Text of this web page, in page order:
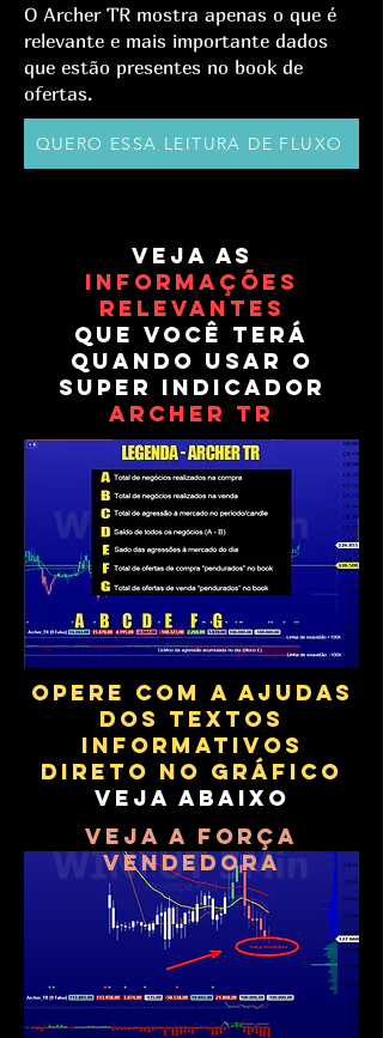
O Archer TR mostra apenas o que é
relevante e mais importante dados
que estão presentes no book de
ofertas.
QUERO ESSA LEITURA DE FLUXO
VEJA AS
INFORMAÇÕES
RELEVANTES
QUE VOCÊ TERÁ
QUANDO USAR O
SUPER INDICADOR
ARCHER TR
OPERE COM A AJUDAS
DOS TEXTOS
INFORMATIVOS
DIRETO NO GRÁFICO
VEJA ABAIXO
VEJA A FORÇA
VENDEDORA